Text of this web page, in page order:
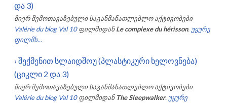
და 3)
მიერ შემოთავაზებული საგანმანათლებლო აქტივობები
Valérie du blog Val 10 ფილმიდან Le complexe du hérisson. უყურე
ფილმს...
› შექმენით სლაიდშოუ (პლასტიკური ხელოვნება)
(ციკლი 2 და 3)
მიერ შემოთავაზებული საგანმანათლებლო აქტივობები
Valérie du blog Val 10 ფილმიდან The Sleepwalker. უყურე